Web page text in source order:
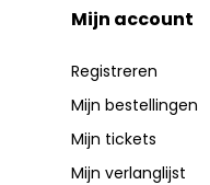
Mijn account
Registreren
Mijn bestellingen
Mijn tickets
Mijn verlanglijst